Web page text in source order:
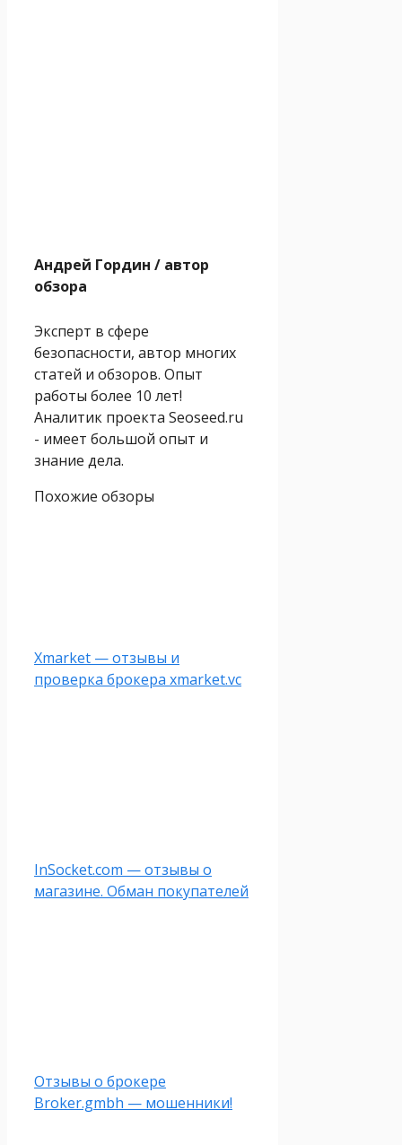
Андрей Гордин / автор
обзора
Эксперт в сфере
безопасности, автор многих
статей и обзоров. Опыт
работы более 10 лет!
Аналитик проекта Seoseed.ru
- имеет большой опыт и
знание дела.
Похожие обзоры
Xmarket — отзывы и
проверка брокера xmarket.vc
InSocket.com — отзывы о
магазине. Обман покупателей
Отзывы о брокере
Broker.gmbh — мошенники!